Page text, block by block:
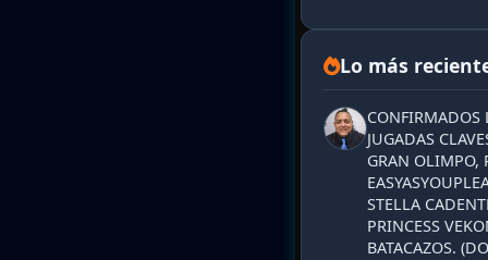
Lo más
CONFIRMADOS
JUGADAS
GRAN OLIMPO,
STELLA
PRINCESS
BATACAZOS.